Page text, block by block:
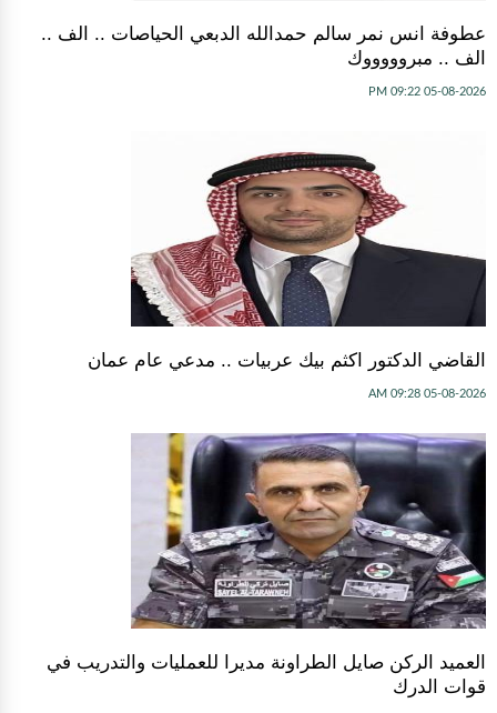
عطوفة انس نمر سالم حمدالله الدبعي الحياصات .. الف ..
الف .. مبروووووك
05-08-2026 09:22 PM
القاضي الدكتور اكثم بيك عربيات .. مدعي عام عمان
05-08-2026 09:28 AM
العميد الركن صايل الطراونة مديرا للعمليات والتدريب في
قوات الدرك